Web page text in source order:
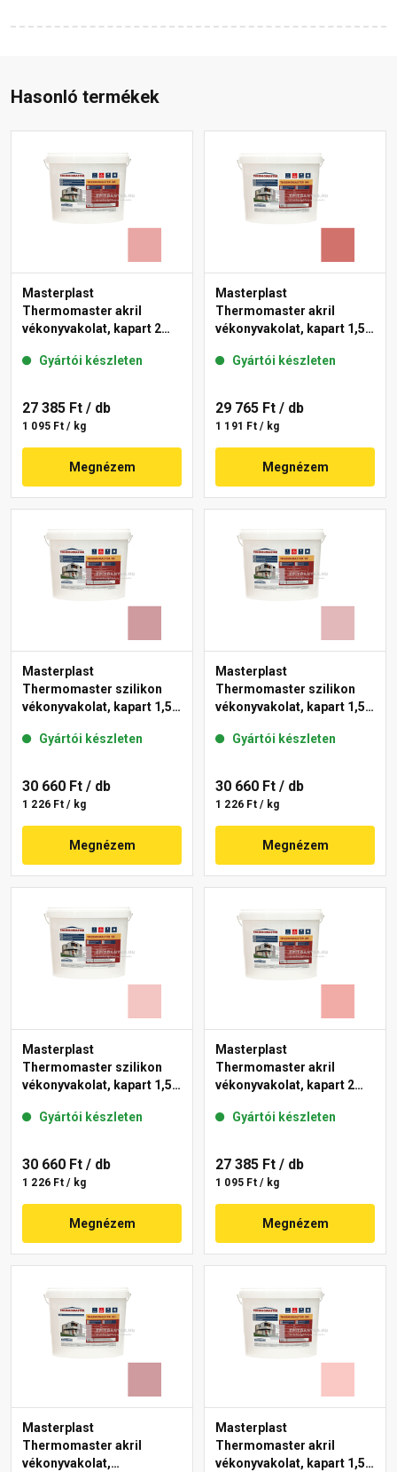
Hasonló termékek
Masterplast
Thermomaster akril
vékonyvakolat, kapart 2
Gyártói készleten
27 385 Ft / db
1 095 Ft / kg
Megnézem
Masterplast
Thermomaster akril
vékonyvakolat, kapart 1,5
Gyártói készleten
29 765 Ft / db
1 191 Ft / kg
Megnézem
Masterplast
Thermomaster szilikon
vékonyvakolat, kapart 1,5
Gyártói készleten
30 660 Ft / db
1 226 Ft / kg
Megnézem
Masterplast
Thermomaster szilikon
vékonyvakolat, kapart 1,5
Gyártói készleten
30 660 Ft / db
1 226 Ft / kg
Megnézem
Masterplast
Thermomaster szilikon
vékonyvakolat, kapart 1,5
Gyártói készleten
30 660 Ft / db
1 226 Ft / kg
Megnézem
Masterplast
Thermomaster akril
vékonyvakolat, kapart 2
Gyártói készleten
27 385 Ft / db
1 095 Ft / kg
Megnézem
Masterplast
Thermomaster akril
vékonyvakolat,
Masterplast
Thermomaster akril
vékonyvakolat, kapart 1,5